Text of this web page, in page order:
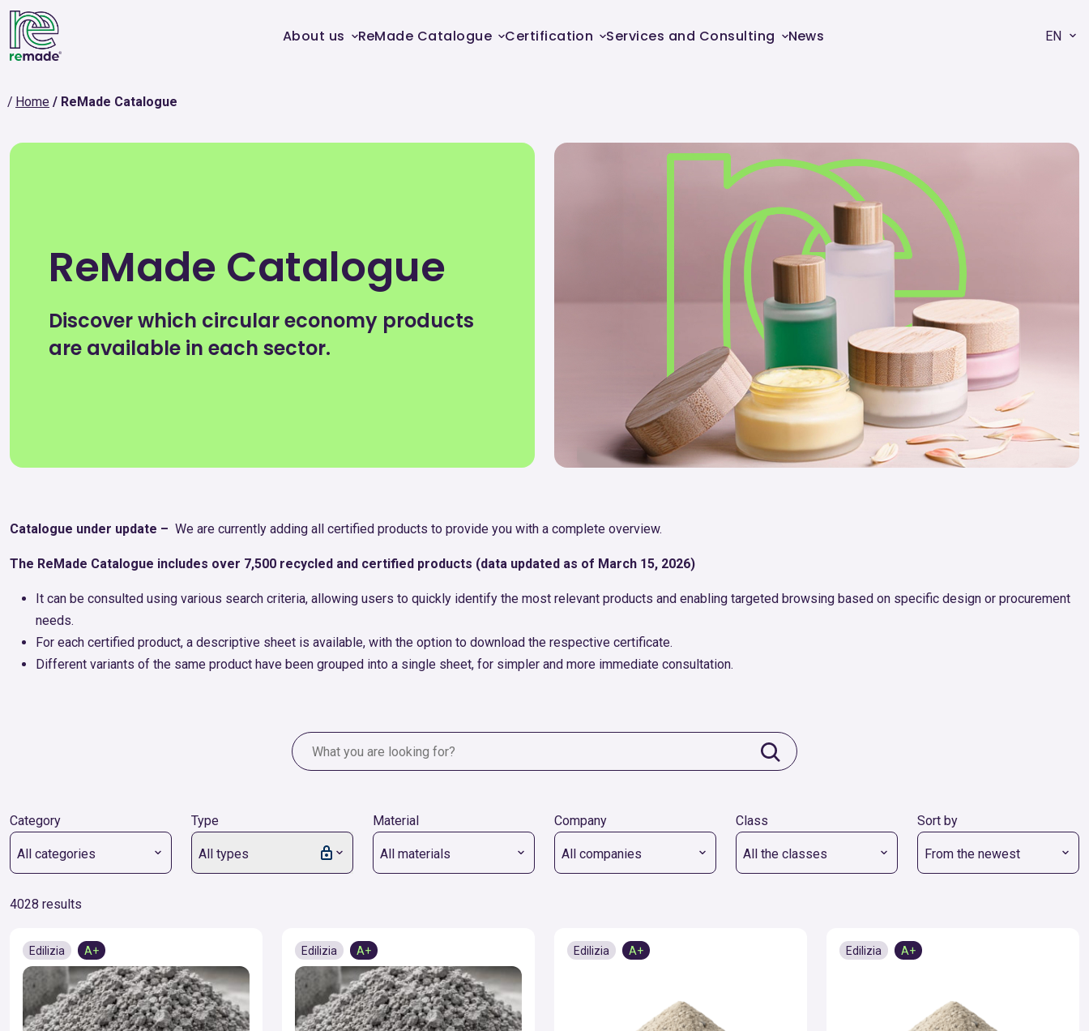
About us ReMade Catalogue Certification Services and Consulting News EN
Home ReMade Catalogue
ReMade Catalogue
Discover which circular economy products
are available in each sector.
Catalogue under update – We are currently adding all certified products to provide you with a complete overview.
The ReMade Catalogue includes over 7,500 recycled and certified products (data updated as of March 15, 2026)
It can be consulted using various search criteria, allowing users to quickly identify the most relevant products and enabling targeted browsing based on specific design or procurement
needs.
For each certified product, a descriptive sheet is available, with the option to download the respective certificate.
Different variants of the same product have been grouped into a single sheet, for simpler and more immediate consultation.
Category
All categories
Type
All types
Material
All materials
Company
All companies
Class
All the classes
Sort by
From the newest
4028 results
Edilizia A+ Edilizia A+ Edilizia A+ Edilizia A+